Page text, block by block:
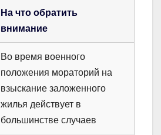
На что обратить
внимание
Во время военного
положения мораторий на
взыскание заложенного
жилья действует в
большинстве случаев